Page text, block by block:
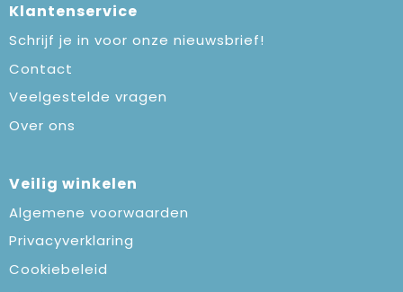
Klantenservice
Schrijf je in voor onze nieuwsbrief!
Contact
Veelgestelde vragen
Over ons
Veilig winkelen
Algemene voorwaarden
Privacyverklaring
Cookiebeleid